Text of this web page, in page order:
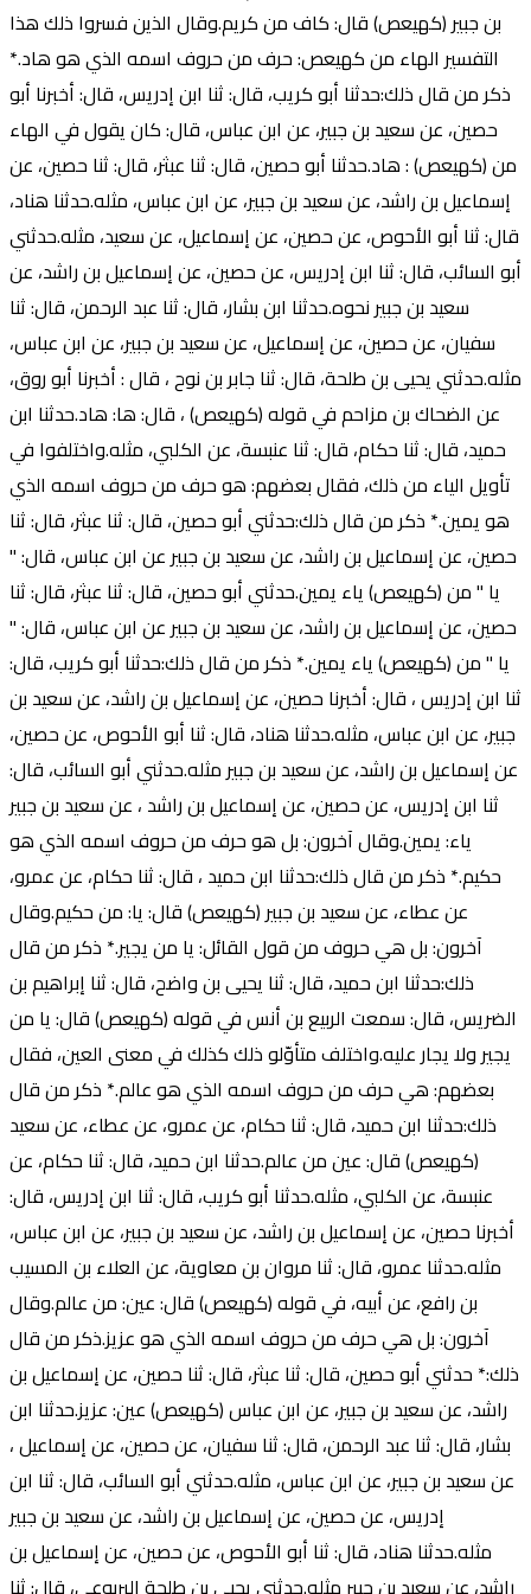
بن جبير (كهيعص) قال: كاف من كريم.وقال الذين فسروا ذلك هذا
التفسير الهاء من كهيعص: حرف من حروف اسمه الذي هو هاد.*
ذكر من قال ذلك:حدثنا أبو كريب، قال: ثنا ابن إدريس، قال: أخبرنا أبو
حصين، عن سعيد بن جبير، عن ابن عباس، قال: كان يقول في الهاء
من (كهيعص) : هاد.حدثنا أبو حصين، قال: ثنا عبثر، قال: ثنا حصين، عن
إسماعيل بن راشد، عن سعيد بن جبير، عن ابن عباس، مثله.حدثنا هناد،
قال: ثنا أبو الأحوص، عن حصين، عن إسماعيل، عن سعيد، مثله.حدثني
أبو السائب، قال: ثنا ابن إدريس، عن حصين، عن إسماعيل بن راشد، عن
سعيد بن جبير نحوه.حدثنا ابن بشار، قال: ثنا عبد الرحمن، قال: ثنا
سفيان، عن حصين، عن إسماعيل، عن سعيد بن جبير، عن ابن عباس،
مثله.حدثني يحيى بن طلحة، قال: ثنا جابر بن نوح ، قال : أخبرنا أبو روق،
عن الضحاك بن مزاحم في قوله (كهيعص) ، قال: ها: هاد.حدثنا ابن
حميد، قال: ثنا حكام، قال: ثنا عنبسة، عن الكلبي، مثله.واختلفوا في
تأويل الياء من ذلك، فقال بعضهم: هو حرف من حروف اسمه الذي
هو يمين.* ذكر من قال ذلك:حدثني أبو حصين، قال: ثنا عبثر، قال: ثنا
حصين، عن إسماعيل بن راشد، عن سعيد بن جبير عن ابن عباس، قال: "
يا " من (كهيعص) ياء يمين.حدثني أبو حصين، قال: ثنا عبثر، قال: ثنا
حصين، عن إسماعيل بن راشد، عن سعيد بن جبير عن ابن عباس، قال: "
يا " من (كهيعص) ياء يمين.* ذكر من قال ذلك:حدثنا أبو كريب، قال:
ثنا ابن إدريس ، قال: أخبرنا حصين، عن إسماعيل بن راشد، عن سعيد بن
جبير، عن ابن عباس، مثله.حدثنا هناد، قال: ثنا أبو الأحوص، عن حصين،
عن إسماعيل بن راشد، عن سعيد بن جبير مثله.حدثني أبو السائب، قال:
ثنا ابن إدريس، عن حصين، عن إسماعيل بن راشد ، عن سعيد بن جبير
ياء: يمين.وقال آخرون: بل هو حرف من حروف اسمه الذي هو
حكيم.* ذكر من قال ذلك:حدثنا ابن حميد ، قال: ثنا حكام، عن عمرو،
عن عطاء، عن سعيد بن جبير (كهيعص) قال: يا: من حكيم.وقال
آخرون: بل هي حروف من قول القائل: يا من يجير.* ذكر من قال
ذلك:حدثنا ابن حميد، قال: ثنا يحيى بن واضح، قال: ثنا إبراهيم بن
الضريس، قال: سمعت الربيع بن أنس في قوله (كهيعص) قال: يا من
يجير ولا يجار عليه.واختلف متأوّلو ذلك كذلك في معنى العين، فقال
بعضهم: هي حرف من حروف اسمه الذي هو عالم.* ذكر من قال
ذلك:حدثنا ابن حميد، قال: ثنا حكام، عن عمرو، عن عطاء، عن سعيد
(كهيعص) قال: عين من عالم.حدثنا ابن حميد، قال: ثنا حكام، عن
عنبسة، عن الكلبي، مثله.حدثنا أبو كريب، قال: ثنا ابن إدريس، قال:
أخبرنا حصين، عن إسماعيل بن راشد، عن سعيد بن جبير، عن ابن عباس،
مثله.حدثنا عمرو، قال: ثنا مروان بن معاوية، عن العلاء بن المسيب
بن رافع، عن أبيه، في قوله (كهيعص) قال: عين: من عالم.وقال
آخرون: بل هي حرف من حروف اسمه الذي هو عزيز.ذكر من قال
ذلك:* حدثني أبو حصين، قال: ثنا عبثر، قال: ثنا حصين، عن إسماعيل بن
راشد، عن سعيد بن جبير، عن ابن عباس (كهيعص) عين: عزيز.حدثنا ابن
بشار، قال: ثنا عبد الرحمن، قال: ثنا سفيان، عن حصين، عن إسماعيل ،
عن سعيد بن جبير، عن ابن عباس، مثله.حدثني أبو السائب، قال: ثنا ابن
إدريس، عن حصين، عن إسماعيل بن راشد، عن سعيد بن جبير
مثله.حدثنا هناد، قال: ثنا أبو الأحوص، عن حصين، عن إسماعيل بن